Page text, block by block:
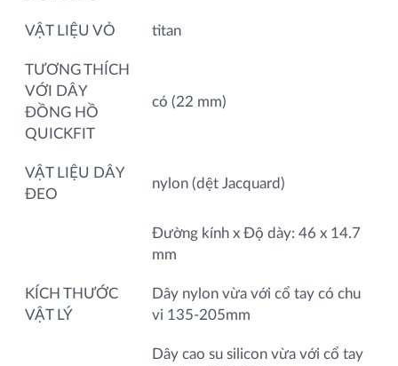
VẬT LIỆU VỎ titan
TƯƠNG THÍCH
VỚI DÂY
ĐỒNG HỒ
QUICKFIT
có (22 mm)
VẬT LIỆU DÂY
ĐEO
nylon (dệt Jacquard)
KÍCH THƯỚC
VẬT LÝ
Đường kính x Độ dày: 46 x 14.7
mm
Dây nylon vừa với cổ tay có chu
vi 135-205mm
Dây cao su silicon vừa với cổ tay